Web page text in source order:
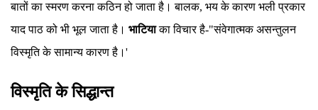
बातों का स्मरण करना कठिन हो जाता है। बालक, भय के कारण भली प्रकार
याद पाठ को भी भूल जाता है। भाटियाका विचार है-"संवेगात्मक असन्तुलन
विस्मृति के सामान्य कारण है।'
विस्मृति के सिद्धान्त